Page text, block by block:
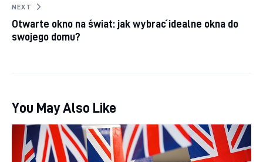
NEXT
Otwarte okno na świat: jak wybrać idealne okna do
swojego domu?
You May Also Like